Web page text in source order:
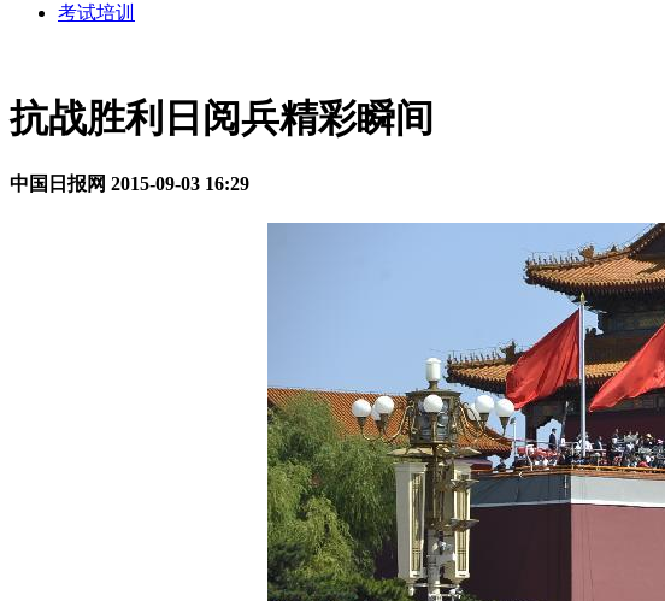
考试培训
抗战胜利日阅兵精彩瞬间
中国日报网 2015-09-03 16:29